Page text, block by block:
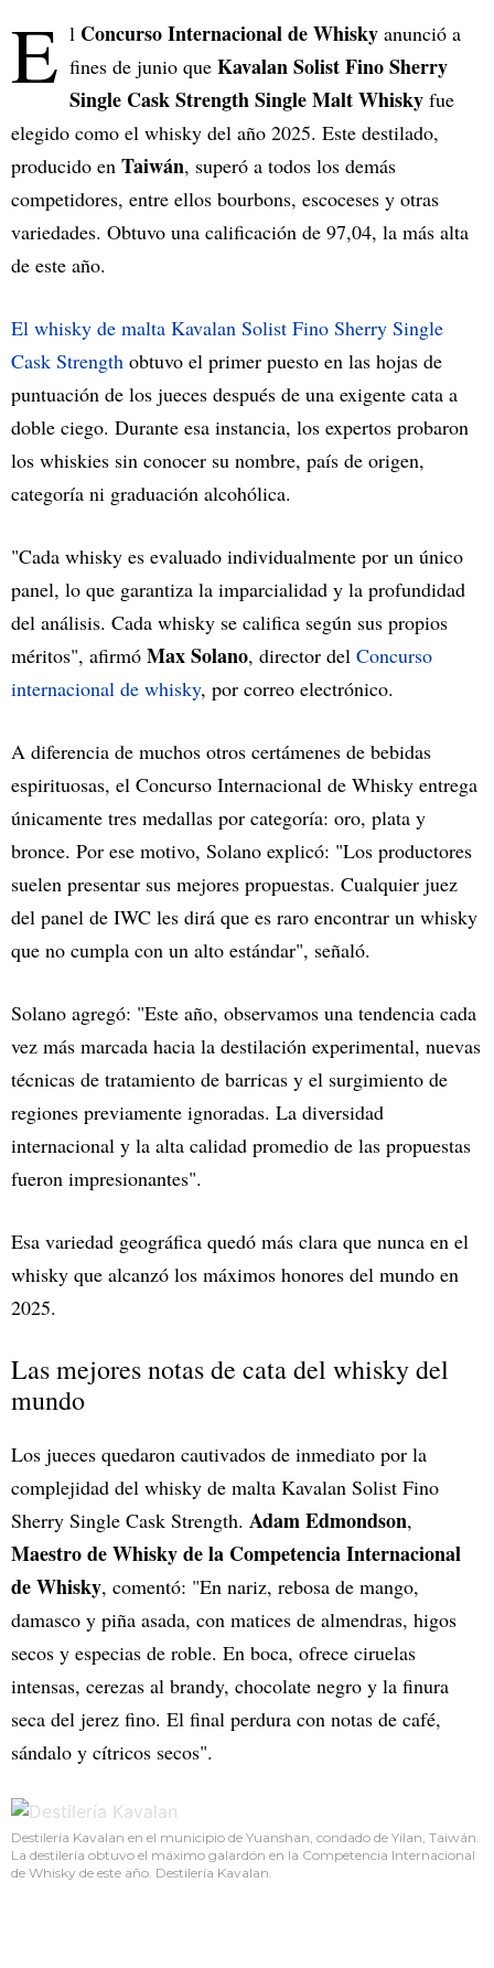
E l Concurso Internacional de Whisky anunció a
fines de junio que Kavalan Solist Fino Sherry
Single Cask StrengthSingle Malt Whisky fue
elegido como el whisky del año 2025. Este destilado,
producido en Taiwán, superó a todos los demás
competidores, entre ellos bourbons, escoceses y otras
variedades. Obtuvo una calificación de 97,04, la más alta
de este año.
El whisky de malta Kavalan Solist Fino Sherry Single
Cask Strength obtuvo el primer puesto en las hojas de
puntuación de los jueces después de una exigente cata a
doble ciego. Durante esa instancia, los expertos probaron
los whiskies sin conocer su nombre, país de origen,
categoría ni graduación alcohólica.
"Cada whisky es evaluado individualmente por un único
panel, lo que garantiza la imparcialidad y la profundidad
del análisis. Cada whisky se califica según sus propios
méritos", afirmó Max Solano, director del Concurso
internacional de whisky, por correo electrónico.
A diferencia de muchos otros certámenes de bebidas
espirituosas, el Concurso Internacional de Whisky entrega
únicamente tres medallas por categoría: oro, plata y
bronce. Por ese motivo, Solano explicó: "Los productores
suelen presentar sus mejores propuestas. Cualquier juez
del panel de IWC les dirá que es raro encontrar un whisky
que no cumpla con un alto estándar", señaló.
Solano agregó: "Este año, observamos una tendencia cada
vez más marcada hacia la destilación experimental, nuevas
técnicas de tratamiento de barricas y el surgimiento de
regiones previamente ignoradas. La diversidad
internacional y la alta calidad promedio de las propuestas
fueron impresionantes".
Esa variedad geográfica quedó más clara que nunca en el
whisky que alcanzó los máximos honores del mundo en
2025.
Las mejores notas de cata del whisky del
mundo
Los jueces quedaron cautivados de inmediato por la
complejidad del whisky de malta Kavalan Solist Fino
Sherry Single Cask Strength. Adam Edmondson,
Maestro de Whisky de la Competencia Internacional
de Whisky, comentó: "En nariz, rebosa de mango,
damasco y piña asada, con matices de almendras, higos
secos y especias de roble. En boca, ofrece ciruelas
intensas, cerezas al brandy, chocolate negro y la finura
seca del jerez fino. El final perdura con notas de café,
sándalo y cítricos secos".
Destilería Kavalan en el municipio de Yuanshan, condado de Yilan, Taiwán.
La destilería obtuvo el máximo galardón en la Competencia Internacional
de Whisky de este año. Destilería Kavalan.